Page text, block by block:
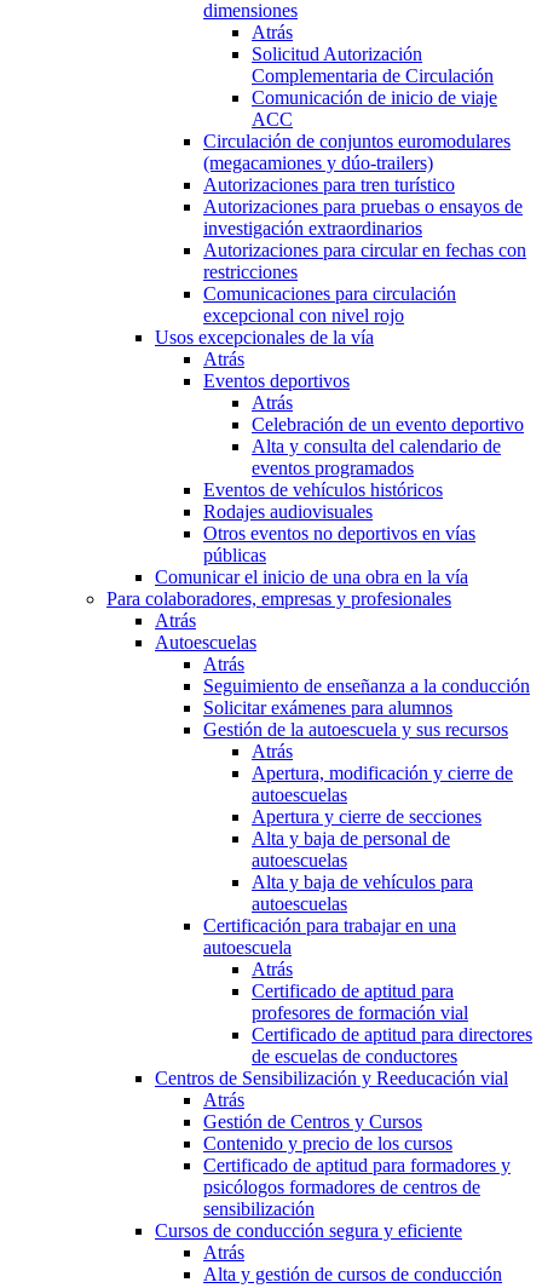
dimensiones
Atrás
Solicitud Autorización
Complementaria de Circulación
Comunicación de inicio de viaje
ACC
Circulación de conjuntos euromodulares
(megacamiones y dúo-trailers)
Autorizaciones para tren turístico
Autorizaciones para pruebas o ensayos de
investigación extraordinarios
Autorizaciones para circular en fechas con
restricciones
Comunicaciones para circulación
excepcional con nivel rojo
Usos excepcionales de la vía
Atrás
Eventos deportivos
Atrás
Celebración de un evento deportivo
Alta y consulta del calendario de
eventos programados
Eventos de vehículos históricos
Rodajes audiovisuales
Otros eventos no deportivos en vías
públicas
Comunicar el inicio de una obra en la vía
Para colaboradores, empresas y profesionales
Atrás
Autoescuelas
Atrás
Seguimiento de enseñanza a la conducción
Solicitar exámenes para alumnos
Gestión de la autoescuela y sus recursos
Atrás
Apertura, modificación y cierre de
autoescuelas
Apertura y cierre de secciones
Alta y baja de personal de
autoescuelas
Alta y baja de vehículos para
autoescuelas
Certificación para trabajar en una
autoescuela
Atrás
Certificado de aptitud para
profesores de formación vial
Certificado de aptitud para directores
de escuelas de conductores
Centros de Sensibilización y Reeducación vial
Atrás
Gestión de Centros y Cursos
Contenido y precio de los cursos
Certificado de aptitud para formadores y
psicólogos formadores de centros de
sensibilización
Cursos de conducción segura y eficiente
Atrás
Alta y gestión de cursos de conducción